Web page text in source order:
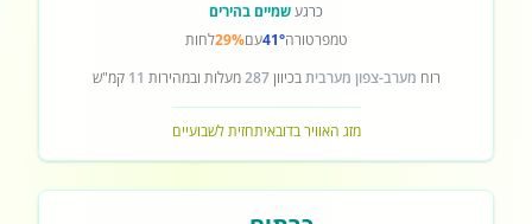
כרגעשמיים בהירים
טמפרטורה41°עם29%לחות
רוח מערב-צפון מערביתבכיוון287מעלות ובמהירות 11 קמ"ש
מזג האוויר בדובאיתחזית לשבועיים